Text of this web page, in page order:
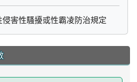
害性騷擾或性霸凌防治規定